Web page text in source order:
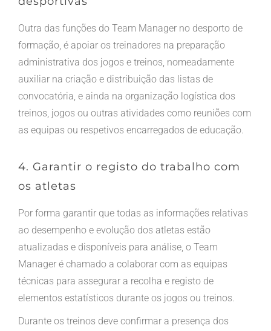
Outra das funções do Team Manager no desporto de
formação, é apoiar os treinadores na preparação
administrativa dos jogos e treinos, nomeadamente
auxiliar na criação e distribuição das listas de
convocatória, e ainda na organização logística dos
treinos, jogos ou outras atividades como reuniões com
as equipas ou respetivos encarregados de educação.
4. Garantir o registo do trabalho com
os atletas
Por forma garantir que todas as informações relativas
ao desempenho e evolução dos atletas estão
atualizadas e disponíveis para análise, o Team
Manager é chamado a colaborar com as equipas
técnicas para assegurar a recolha e registo de
elementos estatísticos durante os jogos ou treinos.
Durante os treinos deve confirmar a presença dos